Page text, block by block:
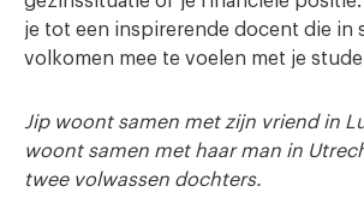
je tot een inspirerende docent die in
volkomen mee te voelen met je
Jip woont samen met zijn vriend in
woont samen met haar man in
twee volwassen dochters.